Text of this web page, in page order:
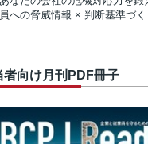
員への脅威情報 × 判断基準づ
者向け月刊PDF冊子